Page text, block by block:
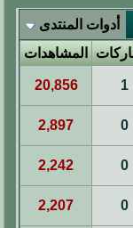
أدوات المنتدى
المشاهدات
1
20,856
0
2,897
0
2,242
0
2,207